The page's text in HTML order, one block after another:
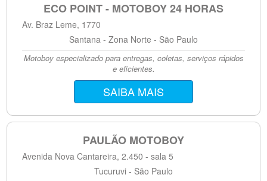
ECO POINT - MOTOBOY 24 HORAS
Av. Braz Leme, 1770
Santana - Zona Norte - São Paulo
Motoboy especializado para entregas, coletas, serviços rápidos
e eficientes.
SAIBA MAIS
PAULÃO MOTOBOY
Avenida Nova Cantareira, 2.450 - sala 5
Tucuruvi - São Paulo